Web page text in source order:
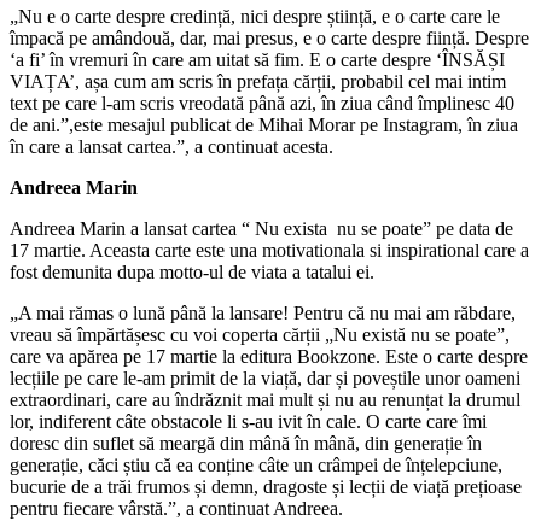
„Nu e o carte despre credință, nici despre știință, e o carte care le
împacă pe amândouă, dar, mai presus, e o carte despre ființă. Despre
‘a fi’ în vremuri în care am uitat să fim. E o carte despre ‘ÎNSĂȘI
VIAȚA’, așa cum am scris în prefața cărții, probabil cel mai intim
text pe care l-am scris vreodată până azi, în ziua când împlinesc 40
de ani.”,este mesajul publicat de Mihai Morar pe Instagram, în ziua
în care a lansat cartea.”, a continuat acesta.
Andreea Marin
Andreea Marin a lansat cartea “ Nu exista nu se poate” pe data de
17 martie. Aceasta carte este una motivationala si inspirational care a
fost demunita dupa motto-ul de viata a tatalui ei.
„A mai rămas o lună până la lansare! Pentru că nu mai am răbdare,
vreau să împărtășesc cu voi coperta cărții „Nu există nu se poate”,
care va apărea pe 17 martie la editura Bookzone. Este o carte despre
lecțiile pe care le-am primit de la viață, dar și poveștile unor oameni
extraordinari, care au îndrăznit mai mult și nu au renunțat la drumul
lor, indiferent câte obstacole li s-au ivit în cale. O carte care îmi
doresc din suflet să meargă din mână în mână, din generație în
generație, căci știu că ea conține câte un crâmpei de înțelepciune,
bucurie de a trăi frumos și demn, dragoste și lecții de viață prețioase
pentru fiecare vârstă.”, a continuat Andreea.